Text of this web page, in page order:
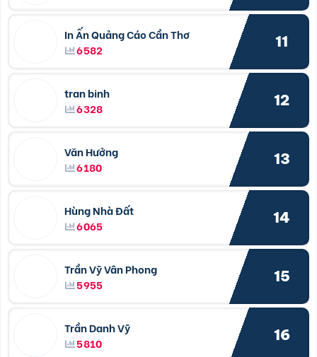
In Ấn Quảng Cáo Cần Thơ
6582
11
tran binh
6328
12
Văn Hưởng
6180
13
Hùng Nhà Đất
6065
14
Trần Vỹ Vân Phong
5955
15
Trần Danh Vỹ
5810
16